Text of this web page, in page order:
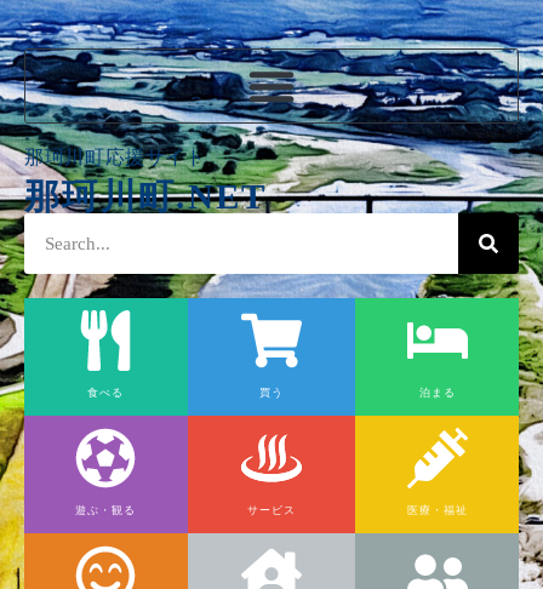
那珂川町応援サイト
那珂川町.NET
食べる 買う 泊まる
遊ぶ・観る サービス 医療・福祉